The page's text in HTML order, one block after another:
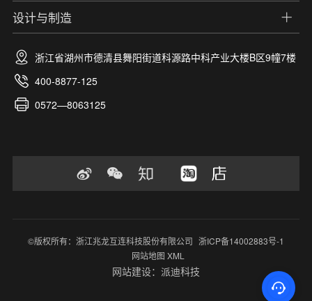
设计与制造
浙江省湖州市德清县舞阳街道科源路中科产业大楼B区9幢7楼
400-8877-125
0572—8063125
©版权所有：浙江兆龙互连科技股份有限公司 浙ICP备14002883号-1
网站地图 XML
网站建设：派迪科技